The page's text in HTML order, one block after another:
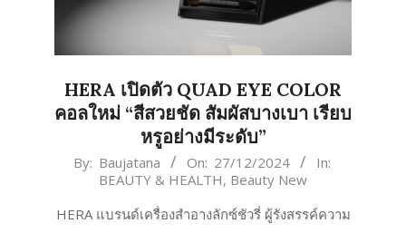
HERA เปิดตัว QUAD EYE COLOR
คอลใหม่ “สีสวยชัด สัมผัสบางเบา เรียบ
หรูอย่างมีระดับ”
2024-
27
By: Baujatana On: 27/12/2024
In:
BEAUTY & HEALTH, Beauty New
HERA แบรนด์เครื่องสำอางลักซ์ชัวรี่ ผู้รังสรรค์ความ